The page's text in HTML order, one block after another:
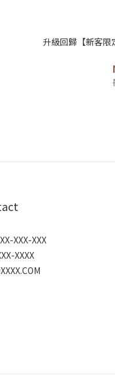
升級回歸【新客限
XXX-XXX
XXXX